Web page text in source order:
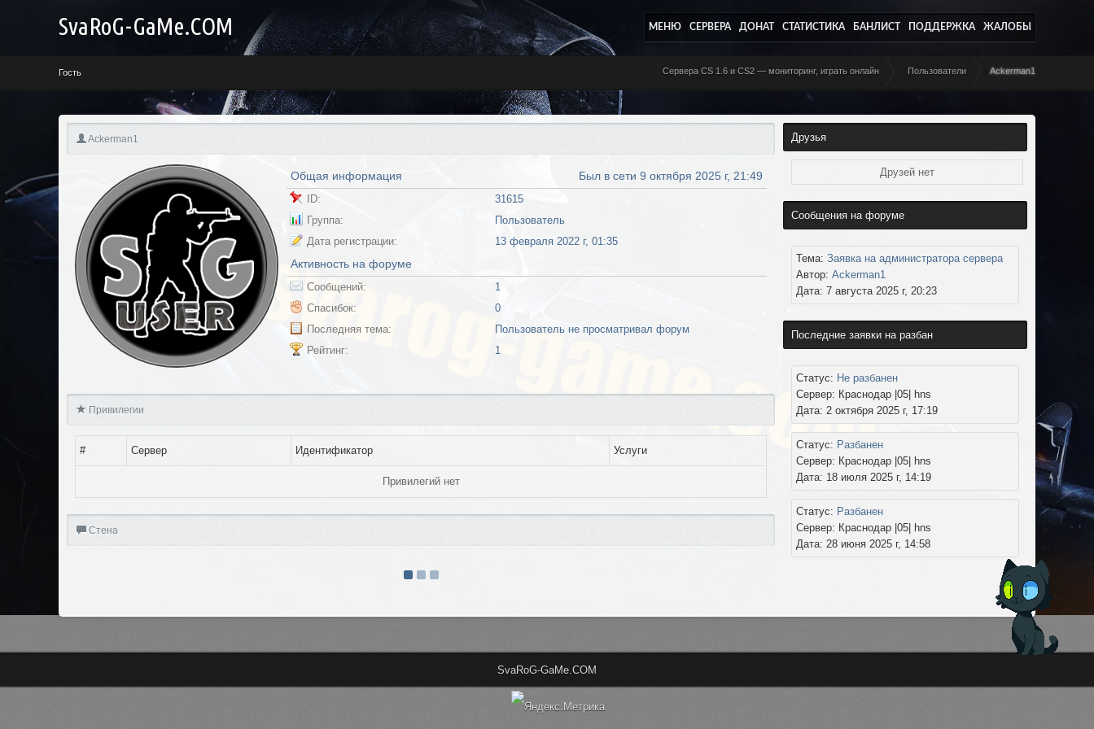
SvaRoG-GaMe.COM МЕНЮ СЕРВЕРА ДОНАТ СТАТИСТИКА БАНЛИСТ ПОДДЕРЖКА ЖАЛОБЫ
Профиль {value}
Гость Сервера CS 1.6 и CS2 — мониторинг, играть онлайн Пользователи Ackerman1
Ackerman1
Общая информация Был в сети 9 октября 2025 г, 21:49
ID:
31615
Группа:
Пользователь
Дата регистрации:
13 февраля 2022 г, 01:35
Активность на форуме
Сообщений:
1
Спасибок:
0
Последняя тема:
Пользователь не просматривал форум
Рейтинг:
1
Привилегии
# Сервер Идентификатор Услуги
Привилегий нет
Стена
Друзья
Друзей нет
Сообщения на форуме
Тема: Заявка на администратора сервера
Автор: Ackerman1
Дата: 7 августа 2025 г, 20:23
Последние заявки на разбан
Статус: Не разбанен
Сервер: Краснодар |05| hns
Дата: 2 октября 2025 г, 17:19
Статус: Разбанен
Сервер: Краснодар |05| hns
Дата: 18 июля 2025 г, 14:19
Статус: Разбанен
Сервер: Краснодар |05| hns
Дата: 28 июня 2025 г, 14:58
SvaRoG-GaMe.COM